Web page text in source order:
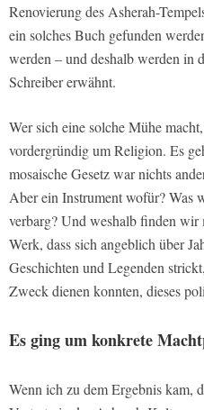
Renovierung des Asherah-
ein solches Buch gefunden
werden – und deshalb werden in
Schreiber erwähnt.
Wer sich eine solche Mühe
vordergründig um Religion. Es
mosaische Gesetz war nichts
Aber ein Instrument wofür? Was
verbarg? Und weshalb finden wir
Werk, dass sich angeblich über
Geschichten und Legenden
Zweck dienen konnten, dieses
Es ging um konkrete
Wenn ich zu dem Ergebnis kam,